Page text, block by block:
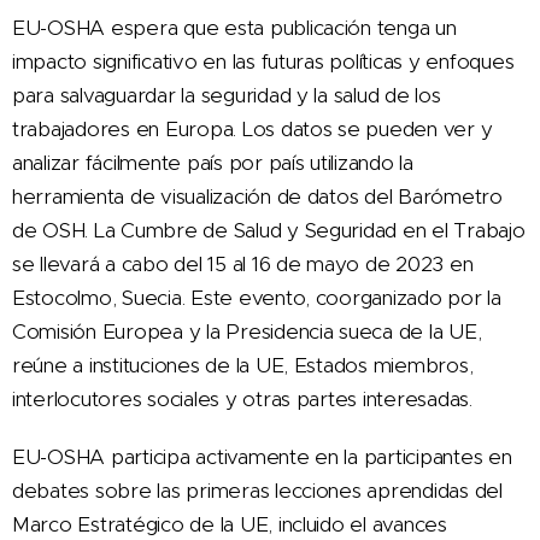
EU-OSHA espera que esta publicación tenga un
impacto significativo en las futuras políticas y enfoques
para salvaguardar la seguridad y la salud de los
trabajadores en Europa. Los datos se pueden ver y
analizar fácilmente país por país utilizando la
herramienta de visualización de datos del Barómetro
de OSH. La Cumbre de Salud y Seguridad en el Trabajo
se llevará a cabo del 15 al 16 de mayo de 2023 en
Estocolmo, Suecia. Este evento, coorganizado por la
Comisión Europea y la Presidencia sueca de la UE,
reúne a instituciones de la UE, Estados miembros,
interlocutores sociales y otras partes interesadas.
EU-OSHA participa activamente en la participantes en
debates sobre las primeras lecciones aprendidas del
Marco Estratégico de la UE, incluido el avances